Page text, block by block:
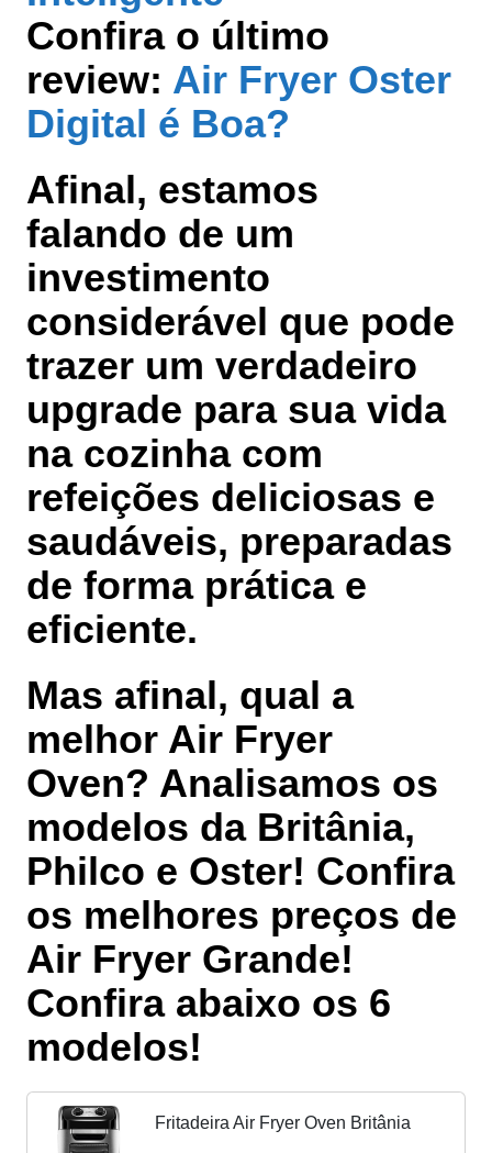
Confira o último
review: Air Fryer Oster
Digital é Boa?
Afinal, estamos
falando de um
investimento
considerável que pode
trazer um verdadeiro
upgrade para sua vida
na cozinha com
refeições deliciosas e
saudáveis, preparadas
de forma prática e
eficiente.
Mas afinal, qual a
melhor Air Fryer
Oven? Analisamos os
modelos da Britânia,
Philco e Oster! Confira
os melhores preços de
Air Fryer Grande!
Confira abaixo os 6
modelos!
Fritadeira Air Fryer Oven Britânia